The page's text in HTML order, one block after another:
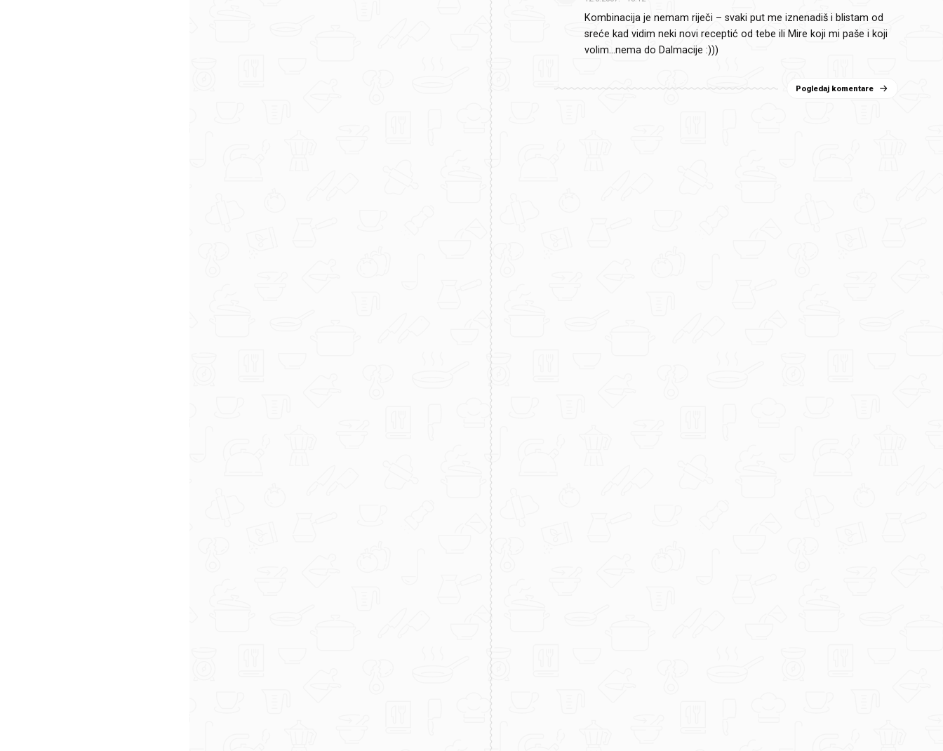
Kombinacija je nemam riječi – svaki put me iznenadiš i blistam od
sreće kad vidim neki novi receptić od tebe ili Mire koji mi paše i koji
volim…nema do Dalmacije :)))
Pogledaj komentare